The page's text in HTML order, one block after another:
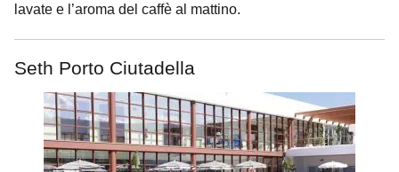
lavate e l’aroma del caffè al mattino.
Seth Porto Ciutadella